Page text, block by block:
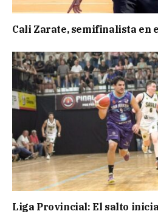
Cali Zarate, semifinalista en
Liga Provincial: El salto